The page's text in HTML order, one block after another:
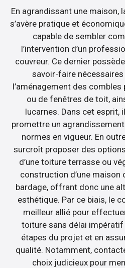
En agrandissant une maison,
s’avère pratique et
capable de sembler
l’intervention d’un
couvreur. Ce dernier
savoir-faire nécessaires
l’aménagement des combles
ou de fenêtres de toit,
lucarnes. Dans cet esprit,
promettre un
normes en vigueur. En
surcroît proposer des
d’une toiture terrasse ou
construction d’une maison
bardage, offrant donc une
esthétique. Par ce biais, le
meilleur allié pour
toiture sans délai impératif
étapes du projet et en
qualité. Notamment,
choix judicieux pour